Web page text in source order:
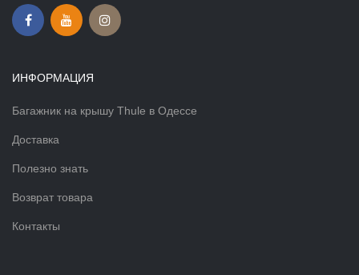
ИНФОРМАЦИЯ
Багажник на крышу Thule в Одессе
Доставка
Полезно знать
Возврат товара
Контакты